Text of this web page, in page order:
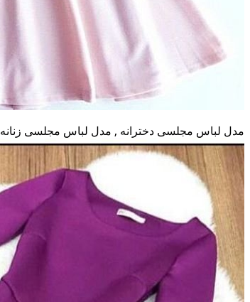
مدل لباس مجلسی دخترانه , مدل لباس مجلسی زنانه